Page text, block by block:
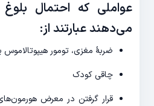
عواملی که احتمال
می‌دهند عبارتند از:
ضربۀ مغزی، تومور
چاقی کودک
قرار گرفتن در معرض